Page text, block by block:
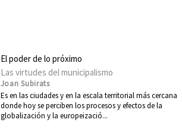
El poder de lo próximo
Las virtudes del municipalismo
Joan Subirats
Es en las ciudades y en la escala territorial más cercana
donde hoy se perciben los procesos y efectos de la
globalización y la europeizació...